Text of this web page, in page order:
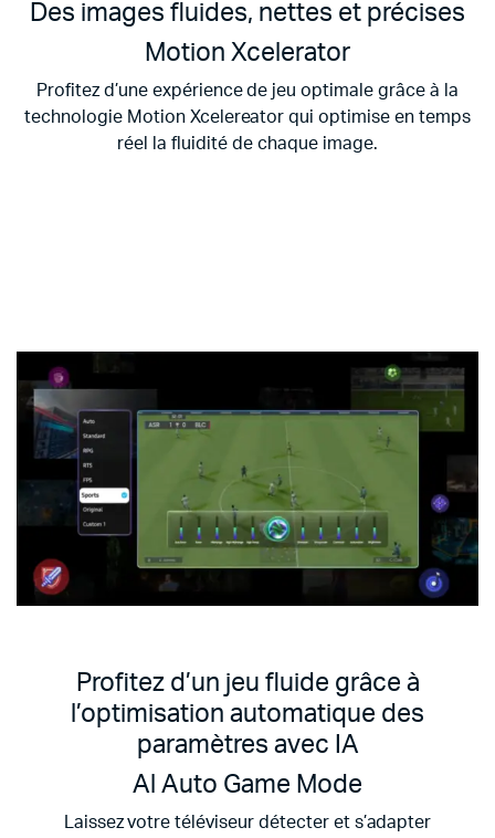
Des images fluides, nettes et précises
Motion Xcelerator
Profitez d’une expérience de jeu optimale grâce à la
technologie Motion Xcelereator qui optimise en temps
réel la fluidité de chaque image.
Profitez d’un jeu fluide grâce à
l’optimisation automatique des
paramètres avec IA
Al Auto Game Mode
Laissez votre téléviseur détecter et s’adapter